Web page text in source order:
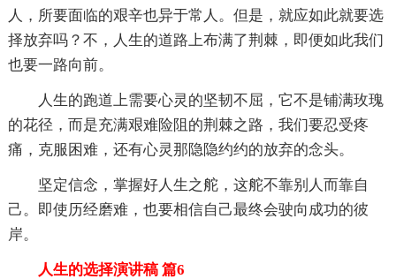
人，所要面临的艰辛也异于常人。但是，就应如此就要选
择放弃吗？不，人生的道路上布满了荆棘，即便如此我们
也要一路向前。
人生的跑道上需要心灵的坚韧不屈，它不是铺满玫瑰
的花径，而是充满艰难险阻的荆棘之路，我们要忍受疼
痛，克服困难，还有心灵那隐隐约约的放弃的念头。
坚定信念，掌握好人生之舵，这舵不靠别人而靠自
己。即使历经磨难，也要相信自己最终会驶向成功的彼
岸。
人生的选择演讲稿 篇6